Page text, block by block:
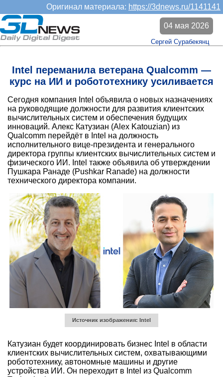
Оригинал материала: https://3dnews.ru/1141141
Intel переманила ветерана Qualcomm —
курс на ИИ и робототехнику усиливается
04 мая 2026
Сергей Сурабекянц
Сегодня компания Intel объявила о новых назначениях
на руководящие должности для развития клиентских
вычислительных систем и обеспечения будущих
инноваций. Алекс Катузиан (Alex Katouzian) из
Qualcomm перейдёт в Intel на должность
исполнительного вице-президента и генерального
директора группы клиентских вычислительных систем и
физического ИИ. Intel также объявила об утверждении
Пушкара Ранаде (Pushkar Ranade) на должности
технического директора компании.
Источник изображения: Intel
Катузиан будет координировать бизнес Intel в области
клиентских вычислительных систем, охватывающими
робототехнику, автономные машины и другие
устройства ИИ. Он переходит в Intel из Qualcomm